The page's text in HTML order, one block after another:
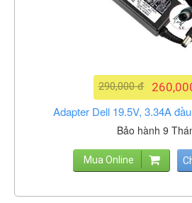
290,000 đ
Adapter Dell 19.5V, 3.34A
Bảo hành 9
Mua Online